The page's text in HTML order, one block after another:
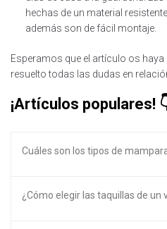
hechas de un material
además son de fácil montaje.
Esperamos que el artículo os
resuelto todas las dudas en
¡Artículos populares!
Cuáles son los tipos de
¿Cómo elegir las taquillas de un